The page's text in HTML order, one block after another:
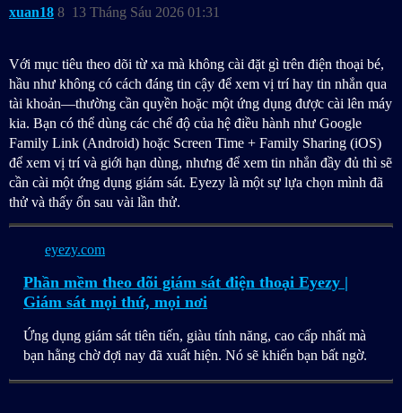
xuan18 13 Tháng Sáu 2026 01:31
8
Với mục tiêu theo dõi từ xa mà không cài đặt gì trên điện thoại bé,
hầu như không có cách đáng tin cậy để xem vị trí hay tin nhắn qua
tài khoản—thường cần quyền hoặc một ứng dụng được cài lên máy
kia. Bạn có thể dùng các chế độ của hệ điều hành như Google
Family Link (Android) hoặc Screen Time + Family Sharing (iOS)
để xem vị trí và giới hạn dùng, nhưng để xem tin nhắn đầy đủ thì sẽ
cần cài một ứng dụng giám sát. Eyezy là một sự lựa chọn mình đã
thử và thấy ổn sau vài lần thử.
eyezy.com
Phần mềm theo dõi giám sát điện thoại Eyezy |
Giám sát mọi thứ, mọi nơi
Ứng dụng giám sát tiên tiến, giàu tính năng, cao cấp nhất mà
bạn hằng chờ đợi nay đã xuất hiện. Nó sẽ khiến bạn bất ngờ.